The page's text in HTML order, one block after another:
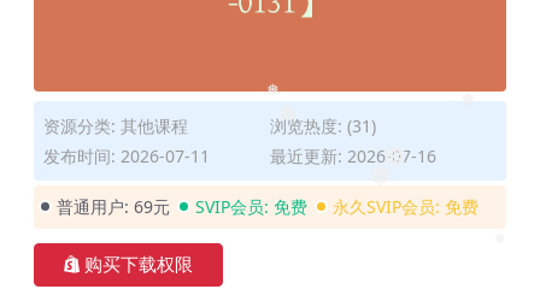
❅
❅
❅❅
资源分类: 其他课程
浏览热度: (31)
发布时间: 2026-07-11
最近更新: 2026-07-16
普通用户: 69元 SVIP会员: 免费 永久SVIP会员: 免费
购买下载权限